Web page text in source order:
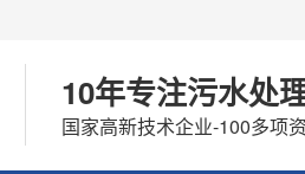
10年专注污水处
国家高新技术企业-100多项